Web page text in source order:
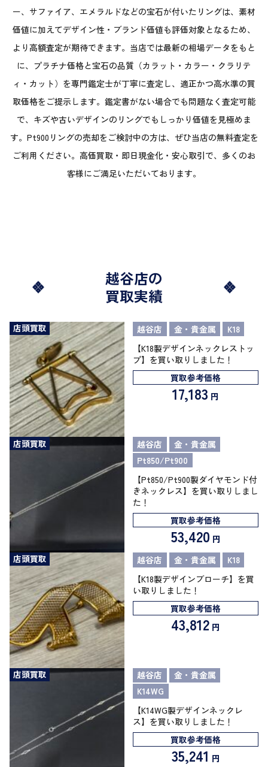
ー、サファイア、エメラルドなどの宝石が付いたリングは、素材
価値に加えてデザイン性・ブランド価値も評価対象となるため、
より高額査定が期待できます。当店では最新の相場データをもと
に、プラチナ価格と宝石の品質（カラット・カラー・クラリテ
ィ・カット）を専門鑑定士が丁寧に査定し、適正かつ高水準の買
取価格をご提示します。鑑定書がない場合でも問題なく査定可能
で、キズや古いデザインのリングでもしっかり価値を見極めま
す。Pt900リングの売却をご検討中の方は、ぜひ当店の無料査定を
ご利用ください。高価買取・即日現金化・安心取引で、多くのお
客様にご満足いただいております。
越谷店の
買取実績
店頭買取 越谷店 金・貴金属
K18
【K18製デザインネックレストッ
プ】を買い取りしました！
買取参考価格
17,183 円
店頭買取 越谷店
金・貴金属
Pt850/Pt900
【Pt850/Pt900製ダイヤモンド付
きネックレス】を買い取りしまし
た！
買取参考価格
53,420 円
店頭買取
越谷店 金・貴金属
K18
【K18製デザインブローチ】を買
い取りしました！
買取参考価格
43,812 円
店頭買取 越谷店
金・貴金属
K14WG
【K14WG製デザインネックレ
ス】を買い取りしました！
買取参考価格
35,241 円